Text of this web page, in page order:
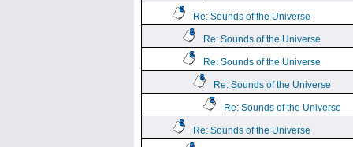
Re: Sounds of the Universe
Re: Sounds of the Universe
Re: Sounds of the Universe
Re: Sounds of the Universe
Re: Sounds of the Universe
Re: Sounds of the Universe